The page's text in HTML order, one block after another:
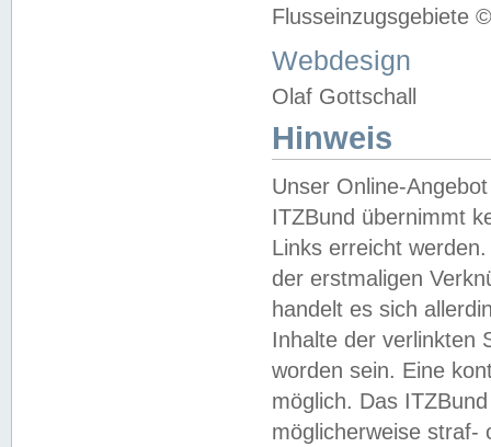
Flusseinzugsgebiete
Webdesign
Olaf Gottschall
Hinweis
Unser Online-
ITZBund übernimmt
Links erreicht
der erstmaligen
handelt es sich
Inhalte der verlinkten
worden sein. Eine
möglich. Das
möglicherweise straf-